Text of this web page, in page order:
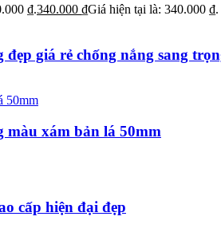
₫.340.000 ₫Giá hiện tại là: 340.000 ₫.
đẹp giá rẻ chống nắng sang
màu xám bản lá 50mm
cấp hiện đại đẹp